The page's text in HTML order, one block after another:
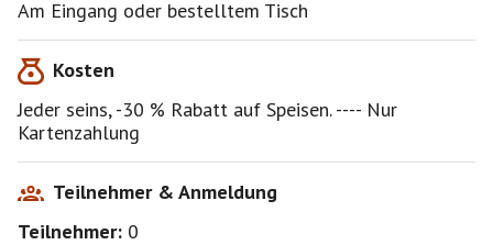
Am Eingang oder bestelltem Tisch
Kosten
Jeder seins, -30 % Rabatt auf Speisen. ---- Nur
Kartenzahlung
Teilnehmer & Anmeldung
Teilnehmer: 0